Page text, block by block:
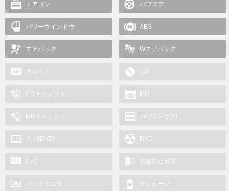
エアコン パワステ
パワーウインドウ ABS
エアバック Wエアバック
カセット CD
CDチェンジャ MD
MDチェンジャ TV (ワンセグ)
ナビ(DVD) DVD
ETC 盗難防止装置
バックモニタ サンルーフ